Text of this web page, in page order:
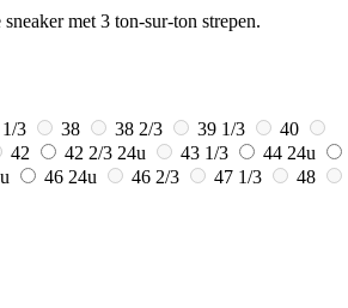
met 3 ton-sur-ton strepen.
3 38 38 2/3 39 1/3
40
42 42 2/3 24u 43 1/3 44 24u
46 24u 46 2/3 47 1/3
48